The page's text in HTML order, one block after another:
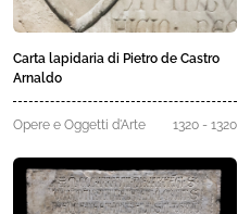
Carta lapidaria di Pietro de Castro
Arnaldo
Opere e Oggetti d'Arte 1320 - 1320